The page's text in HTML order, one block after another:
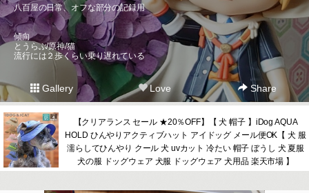
八百屋の日常、オフな部分の記録用
傾向
とうらぶ/原神/猫
流行には２歩くらい乗り遅れている
Gallery Love Share
【クリアランス セール ★20％OFF】【 犬 帽子 】iDog AQUA
HOLD ひんやりアクティブハット アイドッグ メール便OK【 犬 服
濡らしてひんやり クール 犬 uvカット 冷たい 帽子 ぼうし 犬 夏服
犬の服 ドッグウェア 犬服 ドッグウェア 犬用品 楽天市場 】